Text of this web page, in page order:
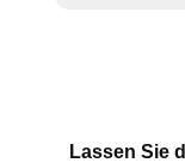
Lassen Sie